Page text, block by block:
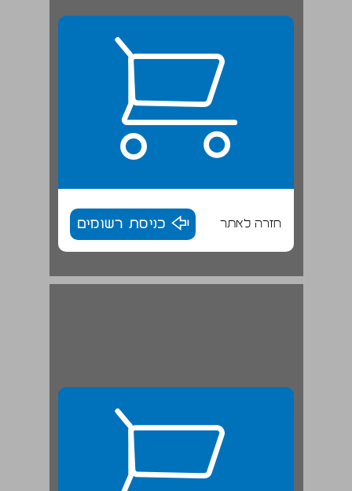
חזרה לאתר כניסת רשומים
חיון ואברבנאל ... 21